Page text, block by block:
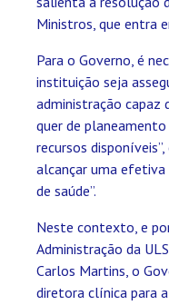
Ministros, que entra
Para o Governo, é
instituição seja
administração capaz
quer de
recursos
alcançar uma efetiva
de saúde”.
Neste contexto, e
Administração da
Carlos Martins, o
diretora clínica para